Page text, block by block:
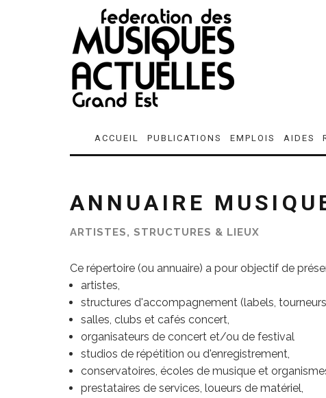
ACCUEIL PUBLICATIONS EMPLOIS AIDES
ANNUAIRE
ARTISTES, STRUCTURES & LIEUX
Ce répertoire (ou annuaire) a pour objectif de
artistes,
structures d'accompagnement (labels,
salles, clubs et cafés concert,
organisateurs de concert et/ou de festival
studios de répétition ou d'enregistrement,
conservatoires, écoles de musique et
prestataires de services, loueurs de matériel,